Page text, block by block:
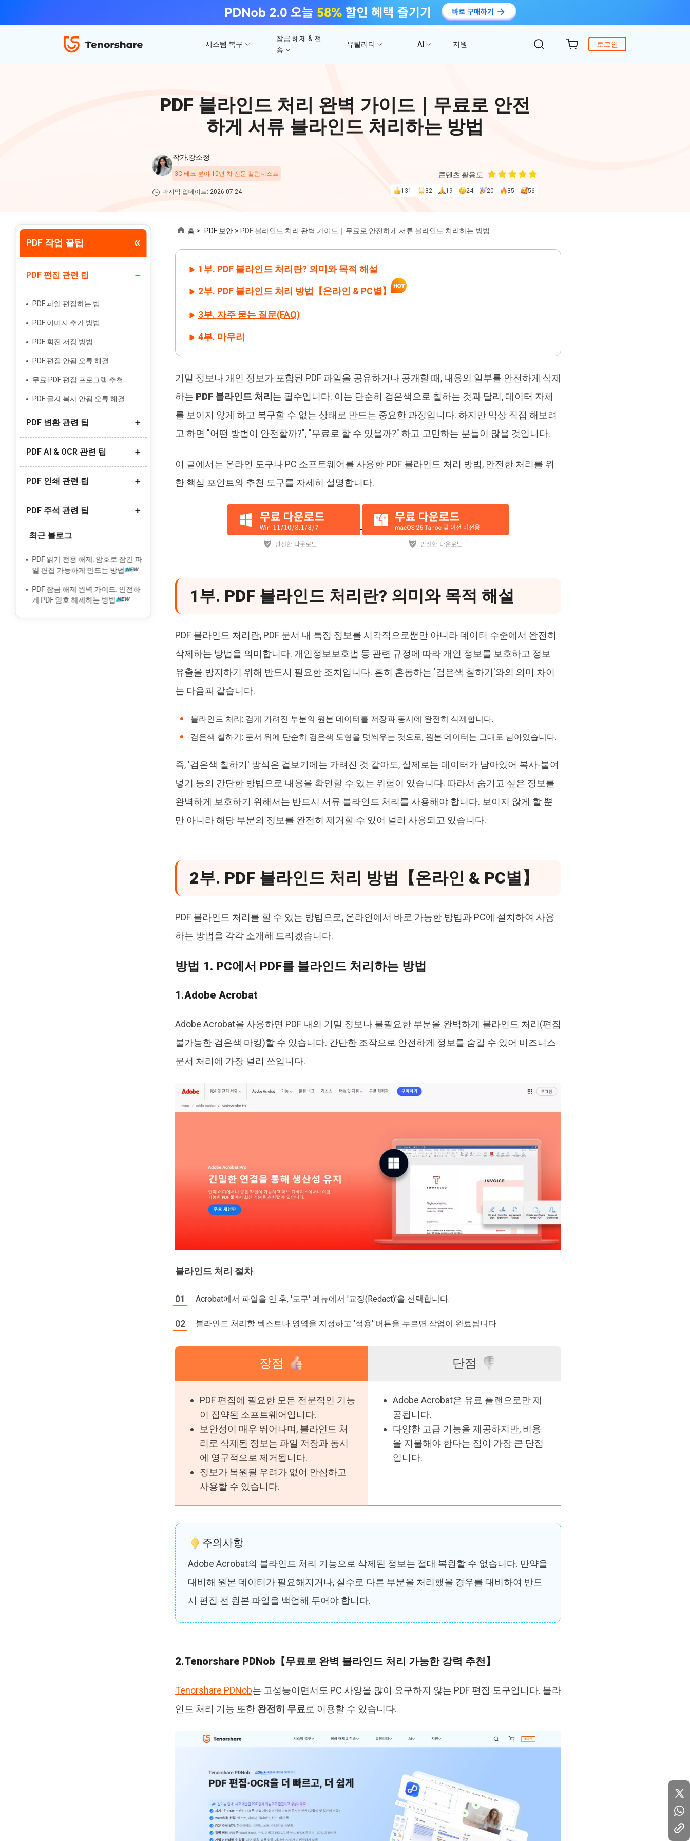
iAnyGo
로그인
시스템 복구
iOS 18 베타 포함 150개 이상 iOS 시스템 이
아이폰/아이패드 데이터 복구&
iTunes/iCloud 백업 복구
아이폰/안드로이드 WhatsApp 데이터 복구
ReiBoot - Android 시스템 복구
A-B-C 처럼 안드로이드 시스템 복구 Win/ Mac에서 삭제된 파일 복원
잠금 해제 & 전
송
비밀번호 없이 아이폰/아이패드 잠금해제
안드로이드 아이폰 간에 WhatsApp 데이터
전송
간편한 iOS 데이터 백업 및 관리
4uKey - 안드로이드 잠금 해제
안드로이드 화면 비밀번호&구글 락 제거 안드로이드 아이폰으로 데이터 전송
유틸리티
탈옥 필요없이 위치 조작하기 iTunes 백업 암호 잠금 풀기 몇 분 안에 윈도 문제 해결
간단하고 안전한 시스템 마이그레이션 도구
맥에서 Al를 사용하여 PDF 편집 및 관리
AI로 중복 파일 찾기 및 삭제
AI
4DDIG 비디오 복구
AI로 손상된 비디오 복원
PixPretty AI Photo Editor
무료 AI 사진 편집 도구
지원
문의하기
스토어
구독 갱신
PDF 블라인드 처리 완벽 가이드｜무료로 안전
하게 서류 블라인드 처리하는 방법
작가:강소정
3C 테크 분야 10년 차 전문 칼럼니스트
마지막 업데이트: 2026-07-24
콘텐츠 활용도:
131 32 19 24 20 35 56
PDF 작업 꿀팁
PDF 편집 관련 팁
PDF 파일 편집하는 법
PDF 이미지 추가 방법
PDF 회전 저장 방법
PDF 편집 안됨 오류 해결
무료 PDF 편집 프로그램 추천
PDF 글자 복사 안됨 오류 해결
PDF 변환 관련 팁
PDF 링크(URL) 만들기 방법
한글 PDF 변환 방법
한글 PDF 변환 오류 해결
PDF AI & OCR 관련 팁
무료 PDF 요약 AI 도구 추천
딥시크 DeepSeek AI OCR 리뷰
PDF 인쇄 관련 팁
여러 PDF 한번에 인쇄
PDF 소책자 양면 인쇄 하는 법
PDF 주석 관련 팁
PDF에 주석/댓글 추가
PDF에 메모 추가
PDF 서명 넣기 방법
최근 블로그
PDF 읽기 전용 해제: 암호로 잠긴 파
일 편집 가능하게 만드는 방법
PDF 잠금 해제 완벽 가이드: 안전하
게 PDF 암호 해제하는 방법
홈 > PDF 보안 > PDF 블라인드 처리 완벽 가이드｜무료로 안전하게 서류 블라인드 처리하는 방법
1부. PDF 블라인드 처리란? 의미와 목적 해설
2부. PDF 블라인드 처리 방법【온라인 & PC별】
3부. 자주 묻는 질문(FAQ)
4부. 마무리
기밀 정보나 개인 정보가 포함된 PDF 파일을 공유하거나 공개할 때, 내용의 일부를 안전하게 삭제
하는 PDF 블라인드 처리 는 필수입니다. 이는 단순히 검은색으로 칠하는 것과 달리, 데이터 자체
를 보이지 않게 하고 복구할 수 없는 상태로 만드는 중요한 과정입니다. 하지만 막상 직접 해보려
고 하면 "어떤 방법이 안전할까?", "무료로 할 수 있을까?" 하고 고민하는 분들이 많을 것입니다.
이 글에서는 온라인 도구나 PC 소프트웨어를 사용한 PDF 블라인드 처리 방법, 안전한 처리를 위
한 핵심 포인트와 추천 도구를 자세히 설명합니다.
1부. PDF 블라인드 처리란? 의미와 목적 해설
PDF 블라인드 처리란, PDF 문서 내 특정 정보를 시각적으로뿐만 아니라 데이터 수준에서 완전히
삭제하는 방법을 의미합니다. 개인정보보호법 등 관련 규정에 따라 개인 정보를 보호하고 정보
유출을 방지하기 위해 반드시 필요한 조치입니다. 흔히 혼동하는 '검은색 칠하기'와의 의미 차이
는 다음과 같습니다.
블라인드 처리: 검게 가려진 부분의 원본 데이터를 저장과 동시에 완전히 삭제합니다.
검은색 칠하기: 문서 위에 단순히 검은색 도형을 덧씌우는 것으로, 원본 데이터는 그대로 남아있습니다.
즉, '검은색 칠하기' 방식은 겉보기에는 가려진 것 같아도, 실제로는 데이터가 남아있어 복사-붙여
넣기 등의 간단한 방법으로 내용을 확인할 수 있는 위험이 있습니다. 따라서 숨기고 싶은 정보를
완벽하게 보호하기 위해서는 반드시 서류 블라인드 처리를 사용해야 합니다. 보이지 않게 할 뿐
만 아니라 해당 부분의 정보를 완전히 제거할 수 있어 널리 사용되고 있습니다.
2부. PDF 블라인드 처리 방법【온라인 & PC별】
PDF 블라인드 처리를 할 수 있는 방법으로, 온라인에서 바로 가능한 방법과 PC에 설치하여 사용
하는 방법을 각각 소개해 드리겠습니다.
방법 1. PC에서 PDF를 블라인드 처리하는 방법
1.Adobe Acrobat
Adobe Acrobat을 사용하면 PDF 내의 기밀 정보나 불필요한 부분을 완벽하게 블라인드 처리(편집
불가능한 검은색 마킹)할 수 있습니다. 간단한 조작으로 안전하게 정보를 숨길 수 있어 비즈니스
문서 처리에 가장 널리 쓰입니다.
블라인드 처리 절차
Acrobat에서 파일을 연 후, '도구' 메뉴에서 '교정(Redact)'을 선택합니다.
블라인드 처리할 텍스트나 영역을 지정하고 '적용' 버튼을 누르면 작업이 완료됩니다.
장점
PDF 편집에 필요한 모든 전문적인 기능
이 집약된 소프트웨어입니다.
보안성이 매우 뛰어나며, 블라인드 처
리로 삭제된 정보는 파일 저장과 동시
에 영구적으로 제거됩니다.
정보가 복원될 우려가 없어 안심하고
사용할 수 있습니다.
단점
Adobe Acrobat은 유료 플랜으로만 제
공됩니다.
다양한 고급 기능을 제공하지만, 비용
을 지불해야 한다는 점이 가장 큰 단점
입니다.
주의사항
Adobe Acrobat의 블라인드 처리 기능으로 삭제된 정보는 절대 복원할 수 없습니다. 만약을
대비해 원본 데이터가 필요해지거나, 실수로 다른 부분을 처리했을 경우를 대비하여 반드
시 편집 전 원본 파일을 백업해 두어야 합니다.
2.Tenorshare PDNob【무료로 완벽 블라인드 처리 가능한 강력 추천】
Tenorshare PDNob는 고성능이면서도 PC 사양을 많이 요구하지 않는 PDF 편집 도구입니다. 블라
인드 처리 기능 또한 완전히 무료 로 이용할 수 있습니다.